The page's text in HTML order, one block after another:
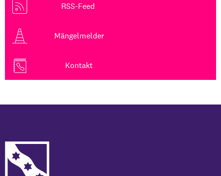
RSS-Feed
Mängelmelder
Kontakt